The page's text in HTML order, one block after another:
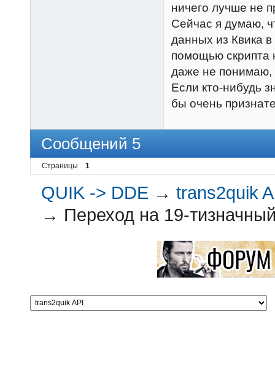
ничего лучше не
Сейчас я думаю,
данных из Квика
помощью скрипта
даже не понимаю,
Если кто-нибудь
бы очень
Сообщений 5
Страницы 1
QUIK -> DDE →trans2quik
→ Переход на 19-